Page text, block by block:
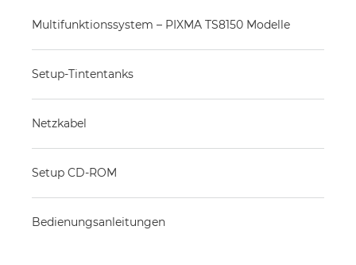
Multifunktionssystem – PIXMA TS8150 Modelle
Setup-Tintentanks
Netzkabel
Setup CD-ROM
Bedienungsanleitungen